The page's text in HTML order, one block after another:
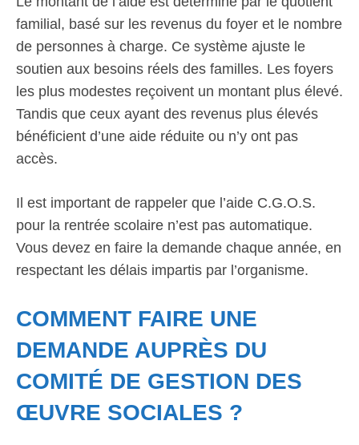
familial, basé sur les revenus du foyer et le nombre
de personnes à charge. Ce système ajuste le
soutien aux besoins réels des familles. Les foyers
les plus modestes reçoivent un montant plus élevé.
Tandis que ceux ayant des revenus plus élevés
bénéficient d’une aide réduite ou n’y ont pas
accès.
Il est important de rappeler que l’aide C.G.O.S.
pour la rentrée scolaire n’est pas automatique.
Vous devez en faire la demande chaque année, en
respectant les délais impartis par l’organisme.
COMMENT FAIRE UNE
DEMANDE AUPRÈS DU
COMITÉ DE GESTION DES
ŒUVRE SOCIALES ?